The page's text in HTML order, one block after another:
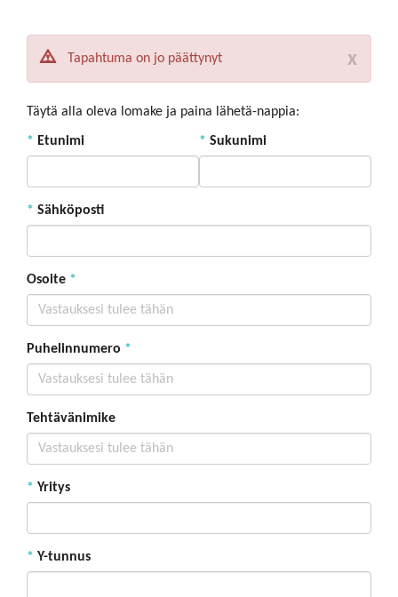
x
Tapahtuma on jo päättynyt
Täytä alla oleva lomake ja paina lähetä-nappia:
* Etunimi * Sukunimi
* Sähköposti
Osoite *
Puhelinnumero *
Tehtävänimike
* Yritys
* Y-tunnus